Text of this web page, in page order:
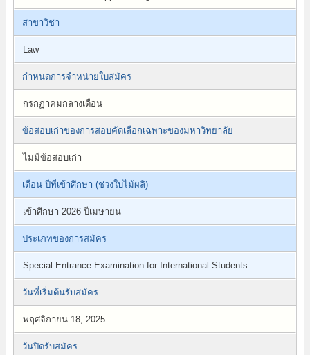
สาขาวิชา
Law
กำหนดการจำหน่ายใบสมัคร
กรกฏาคมกลางเดือน
ข้อสอบเก่าของการสอบคัดเลือกเฉพาะของมหาวิทยาลัย
ไม่มีข้อสอบเก่า
เดือน ปีที่เข้าศึกษา (ช่วงใบไม้ผลิ)
เข้าศึกษา 2026 ปีเมษายน
ประเภทของการสมัคร
Special Entrance Examination for International Students
วันที่เริ่มต้นรับสมัคร
พฤศจิกายน 18, 2025
วันปิดรับสมัคร